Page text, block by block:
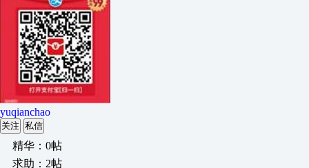
yuqianchao
关注 私信
精华：0帖
求助：2帖